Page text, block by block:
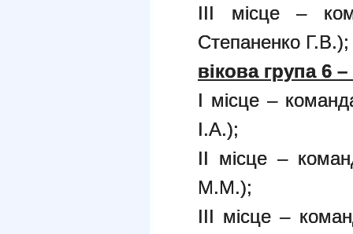
ІІІ місце –
Степаненко Г.В.);
вікова група 6
І місце –
І.А.);
ІІ місце –
М.М.);
ІІІ місце –